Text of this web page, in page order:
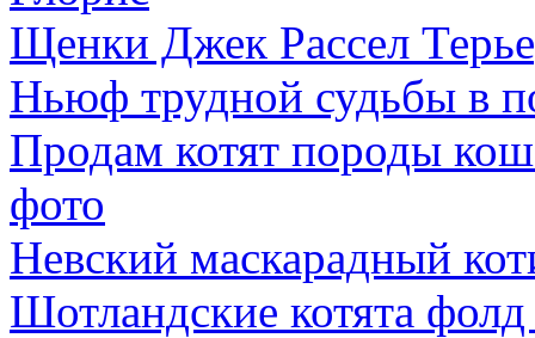
Щенки Джек Рассел
Ньюф трудной судьбы в
Продам котят породы
фото
Невский маскарадный
Шотландские котята фолд